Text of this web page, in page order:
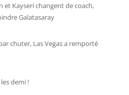
et Kayseri changent de coach,
Galatasaray
chuter, Las Vegas a remporté
demi !